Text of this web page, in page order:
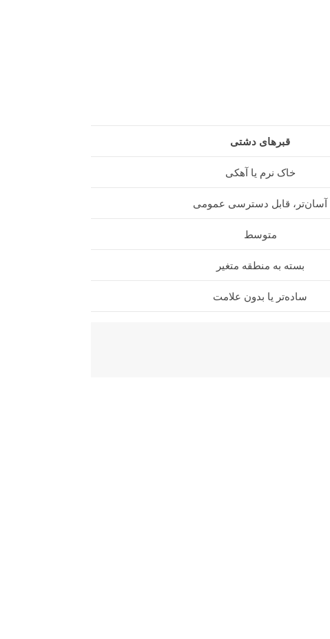
قبرهای دشتی
خاک نرم یا آهکی
آسان‌تر، قابل دسترسی عمومی
متوسط
بسته به منطقه متغیر
ساده‌تر یا بدون علامت